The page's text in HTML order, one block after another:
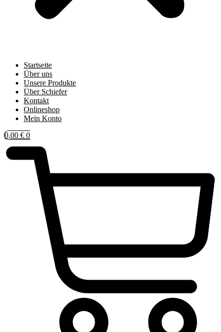
Startseite
Über uns
Unsere Produkte
Über Schiefer
Kontakt
Onlineshop
Mein Konto
0,00 € 0